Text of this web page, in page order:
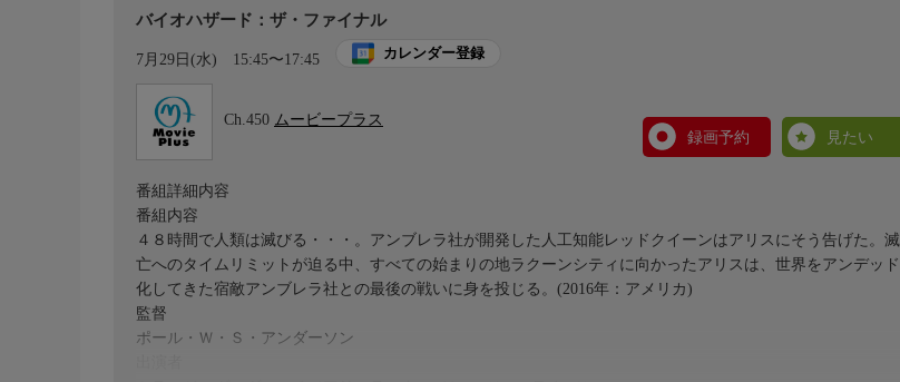
バイオハザード：ザ・ファイナル
7月29日(水) 15:45〜17:45 カレンダー登録
Ch.450 ムービープラス
録画予約
見たい
番組詳細内容
番組内容
４８時間で人類は滅びる・・・。アンブレラ社が開発した人工知能レッドクイーンはアリスにそう告げた。滅
亡へのタイムリミットが迫る中、すべての始まりの地ラクーンシティに向かったアリスは、世界をアンデッド
化してきた宿敵アンブレラ社との最後の戦いに身を投じる。(2016年：アメリカ)
監督
ポール・Ｗ・Ｓ・アンダーソン